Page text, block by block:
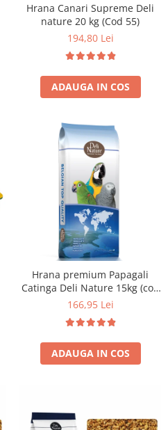
Hrana Canari Supreme Deli
nature 20 kg (Cod 55)
194,80 Lei
ADAUGA IN COS
Hrana premium Papagali
Catinga Deli Nature 15kg (cod
24)
166,95 Lei
ADAUGA IN COS